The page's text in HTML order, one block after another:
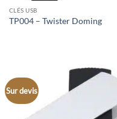
CLÉS USB
TP004 – Twister Doming
Sur devis